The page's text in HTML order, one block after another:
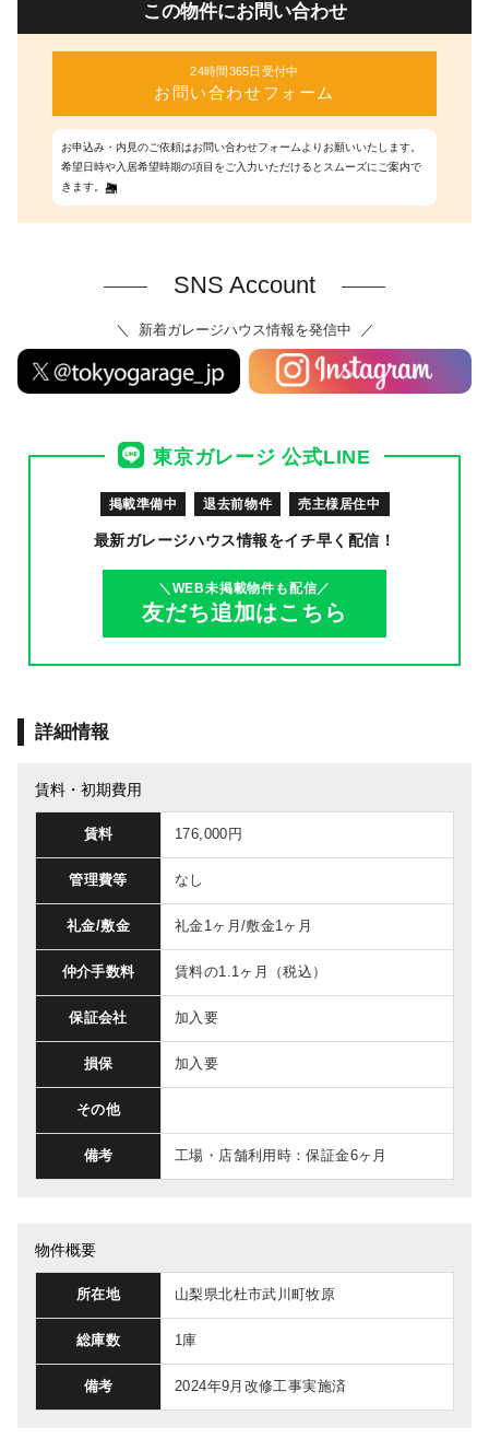
この物件にお問い合わせ
24時間365日受付中
お問い合わせフォーム
お申込み・内見のご依頼はお問い合わせフォームよりお願いいたします。
希望日時や入居希望時期の項目をご入力いただけるとスムーズにご案内で
きます。
SNS Account
新着ガレージハウス情報を発信中
東京ガレージ 公式LINE
掲載準備中 退去前物件 売主様居住中
最新ガレージハウス情報をイチ早く配信！
＼WEB未掲載物件も配信／
友だち追加はこちら
詳細情報
賃料・初期費用
賃料 176,000円
管理費等 なし
礼金/敷金 礼金1ヶ月/敷金1ヶ月
仲介手数料 賃料の1.1ヶ月（税込）
保証会社 加入要
損保 加入要
その他
備考 工場・店舗利用時：保証金6ヶ月
物件概要
所在地 山梨県北杜市武川町牧原
総庫数 1庫
備考 2024年9月改修工事実施済